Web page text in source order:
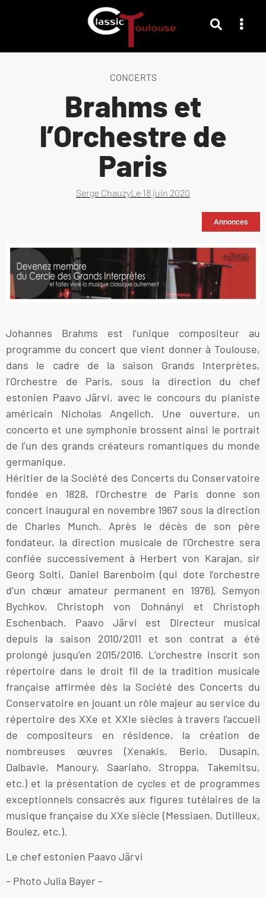
CONCERTS
Brahms et
l’Orchestre de
Paris
Serge ChauzyLe 18 juin 2020
Annonces
Johannes Brahms est l‘unique compositeur au
programme du concert que vient donner à Toulouse,
dans le cadre de la saison Grands Interprètes,
l’Orchestre de Paris, sous la direction du chef
estonien Paavo Järvi, avec le concours du pianiste
américain Nicholas Angelich. Une ouverture, un
concerto et une symphonie brossent ainsi le portrait
de l’un des grands créateurs romantiques du monde
germanique.
Héritier de la Société des Concerts du Conservatoire
fondée en 1828, l’Orchestre de Paris donne son
concert inaugural en novembre 1967 sous la direction
de Charles Munch. Après le décès de son père
fondateur, la direction musicale de l’Orchestre sera
confiée successivement à Herbert von Karajan, sir
Georg Solti, Daniel Barenboim (qui dote l’orchestre
d’un chœur amateur permanent en 1976), Semyon
Bychkov, Christoph von Dohnányi et Christoph
Eschenbach. Paavo Järvi est Directeur musical
depuis la saison 2010/2011 et son contrat a été
prolongé jusqu’en 2015/2016. L’orchestre inscrit son
répertoire dans le droit fil de la tradition musicale
française affirmée dès la Société des Concerts du
Conservatoire en jouant un rôle majeur au service du
répertoire des XXe et XXIe siècles à travers l’accueil
de compositeurs en résidence, la création de
nombreuses œuvres (Xenakis, Berio, Dusapin,
Dalbavie, Manoury, Saariaho, Stroppa, Takemitsu,
etc.) et la présentation de cycles et de programmes
exceptionnels consacrés aux figures tutélaires de la
musique française du XXe siècle (Messiaen, Dutilleux,
Boulez, etc.).
Le chef estonien Paavo Järvi
– Photo Julia Bayer –